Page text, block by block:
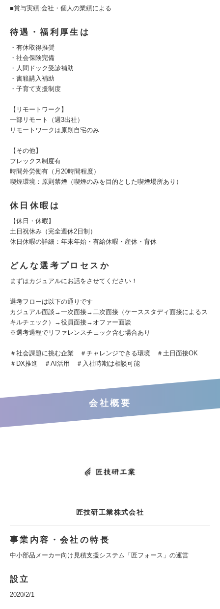
■賞与実績:会社・個人の業績による
待遇・福利厚生は
・有休取得推奨
・社会保険完備
・人間ドック受診補助
・書籍購入補助
・子育て支援制度
【リモートワーク】
一部リモート（週3出社）
リモートワークは原則自宅のみ
【その他】
フレックス制度有
時間外労働有（月20時間程度）
喫煙環境：原則禁煙（喫煙のみを目的とした喫煙場所あり）
休日休暇は
【休日・休暇】
土日祝休み（完全週休2日制）
休日休暇の詳細：年末年始・有給休暇・産休・育休
どんな選考プロセスか
まずはカジュアルにお話をさせてください！
選考フローは以下の通りです
カジュアル面談→一次面接→二次面接（ケーススタディ面接によるス
キルチェック）→役員面接→オファー面談
※選考過程でリファレンスチェック含む場合あり
＃社会課題に挑む企業 ＃チャレンジできる環境 ＃土日面接OK
＃DX推進 ＃AI活用 ＃入社時期は相談可能
会社概要
匠技研工業株式会社
事業内容・会社の特長
中小部品メーカー向け見積支援システム「匠フォース」の運営
設立
2020/2/1